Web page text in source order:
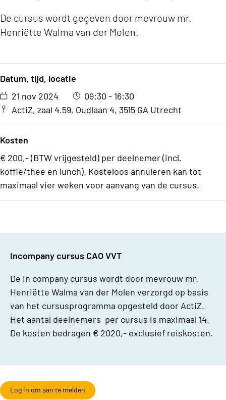
De cursus wordt gegeven door mevrouw mr.
Henriëtte Walma van der Molen.
Datum, tijd, locatie
21 nov 2024
09:30 - 16:30
ActiZ, zaal 4.59, Oudlaan 4, 3515 GA Utrecht
Kosten
€ 200,- (BTW vrijgesteld) per deelnemer (incl.
koffie/thee en lunch). Kosteloos annuleren kan tot
maximaal vier weken voor aanvang van de cursus.
Incompany cursus CAO VVT
De in company cursus wordt door mevrouw mr.
Henriëtte Walma van der Molen verzorgd op basis
van het cursusprogramma opgesteld door ActiZ.
Het aantal deelnemers per cursus is maximaal 14.
De kosten bedragen € 2020,- exclusief reiskosten.
Log in om aan te melden